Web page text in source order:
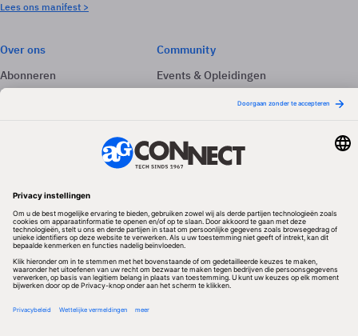
Lees ons manifest >
Over ons
Abonneren
Adverteren
Community
Events & Opleidingen
Nieuwsbrieven
Volg ons
Redactionele partner